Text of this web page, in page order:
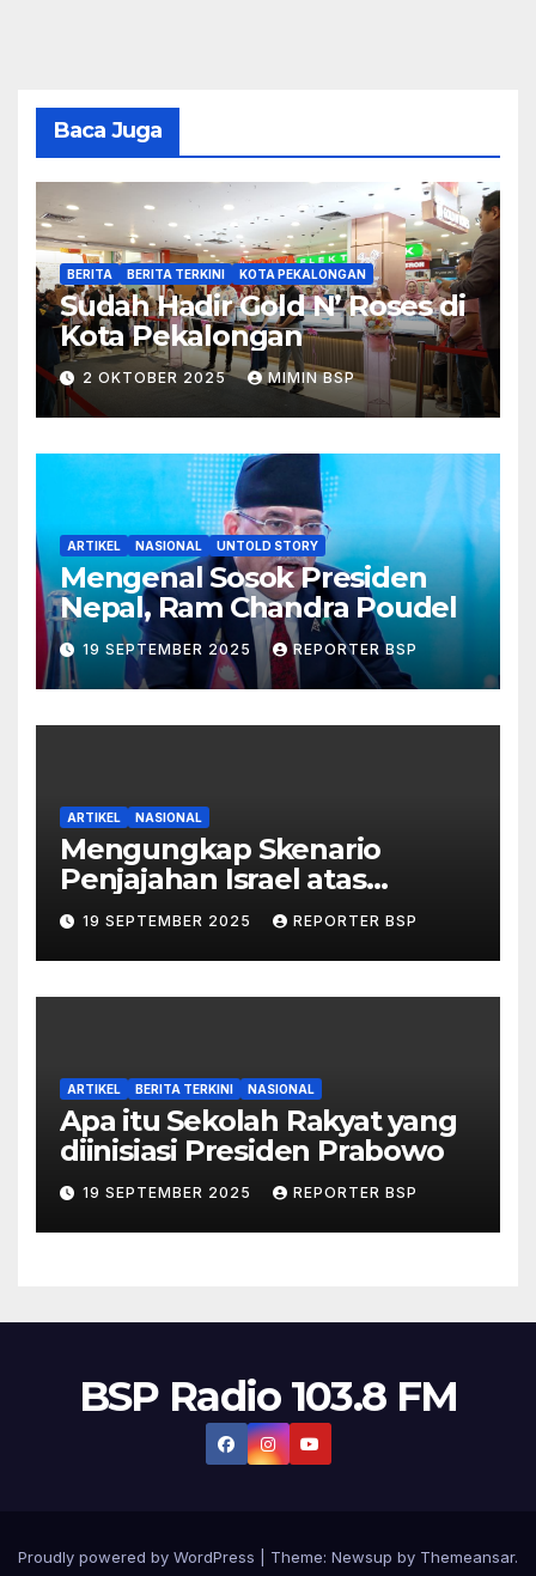
Baca Juga
BERITA BERITA TERKINI KOTA PEKALONGAN
Sudah Hadir Gold N’ Roses di
Kota Pekalongan
2 OKTOBER 2025 MIMIN BSP
ARTIKEL NASIONAL UNTOLD STORY
Mengenal Sosok Presiden
Nepal, Ram Chandra Poudel
19 SEPTEMBER 2025 REPORTER BSP
ARTIKEL NASIONAL
Mengungkap Skenario
Penjajahan Israel atas
Palestina dalam Buku Ilan
Pappé
19 SEPTEMBER 2025 REPORTER BSP
ARTIKEL BERITA TERKINI NASIONAL
Apa itu Sekolah Rakyat yang
diinisiasi Presiden Prabowo
19 SEPTEMBER 2025 REPORTER BSP
BSP Radio 103.8 FM
Proudly powered by WordPress Theme: Newsup by Themeansar.